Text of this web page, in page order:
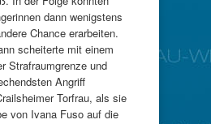
dann wenigstens
Chance erarbeiten.
scheiterte mit einem
Strafraumgrenze und
Angriff
Torfrau, als sie
von Ivana Fuso auf die